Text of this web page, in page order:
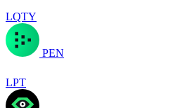
LQTY
PEN
LPT